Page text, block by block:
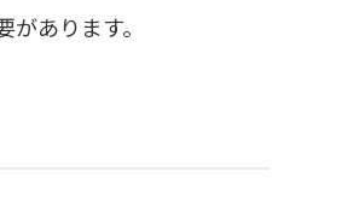
あります。